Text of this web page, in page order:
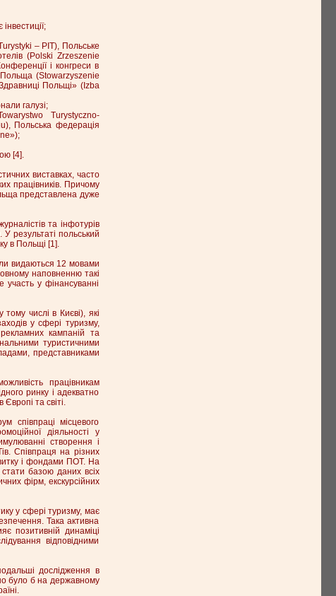
– PIT), Польське
(Polski Zrzeszenie
і конгреси в
(Stowarzyszenie
Польщі» (Izba
галузі;
Turystyczno-
Польська федерація
[4].
виставках, часто
працівників. Причому
представлена дуже
та інфотурів
результаті польський
в Польщі [1].
видаються 12 мовами
наповненню такі
участь у фінансуванні
числі в Києві), які
у сфері туризму,
кампаній та
туристичними
представниками
працівникам
ринку і адекватно
та світі.
співпраці місцевого
діяльності у
створення і
Співпраця на різних
і фондами ПОТ. На
базою даних всіх
фірм, екскурсійних
у сфері туризму, має
Така активна
позитивній динаміці
відповідними
дослідження в
було б на державному